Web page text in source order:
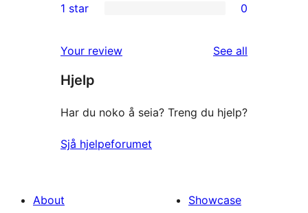
reviews
star
2-
reviews
star
reviews
1 star 0
Your review See all
Hjelp
Har du noko å seia? Treng du hjelp?
Sjå hjelpeforumet
About
Showcase